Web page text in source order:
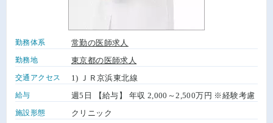
勤務体系 常勤の医師求人
勤務地 東京都の医師求人
交通アクセス 1) ＪＲ京浜東北線
給与 週5日 【給与】 年収 2,000～2,500万円 ※経験考慮
施設形態 クリニック